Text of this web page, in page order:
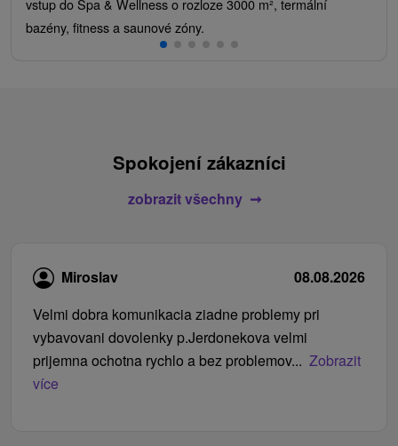
vstup do Spa & Wellness o rozloze 3000 m², termální
bazény, fitness a saunové zóny.
Spokojení zákazníci
zobrazit všechny
Miroslav
08.08.2026
Velmi dobra komunikacia ziadne problemy pri
vybavovani dovolenky p.Jerdonekova velmi
prijemna ochotna rychlo a bez problemov... Zobrazit
více